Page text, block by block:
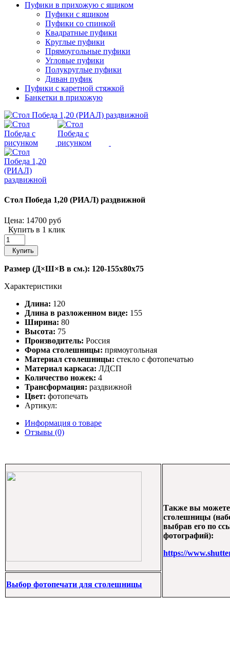
Пуфики в прихожую с ящиком
Пуфики с ящиком
Пуфики со спинкой
Квадратные пуфики
Круглые пуфики
Прямоугольные пуфики
Угловые пуфики
Полукруглые пуфики
Диван пуфик
Пуфики с каретной стяжкой
Банкетки в прихожую
Стол Победа 1,20 (РИАЛ) раздвижной
Цена: 14700 руб
Купить в 1 клик
Купить
Размер (Д×Ш×В в см.): 120-155x80x75
Характеристики
Длина: 120
Длина в разложенном виде: 155
Ширина: 80
Высота: 75
Производитель: Россия
Форма столешницы: прямоугольная
Материал столешницы: стекло с фотопечатью
Материал каркаса: ЛДСП
Количество ножек: 4
Трансформация: раздвижной
Цвет: фотопечать
Артикул:
Информация о товаре
Отзывы (0)
Также вы
столешницы
выбрав его по
фотографий):
https://
Выбор фотопечати для столешницы